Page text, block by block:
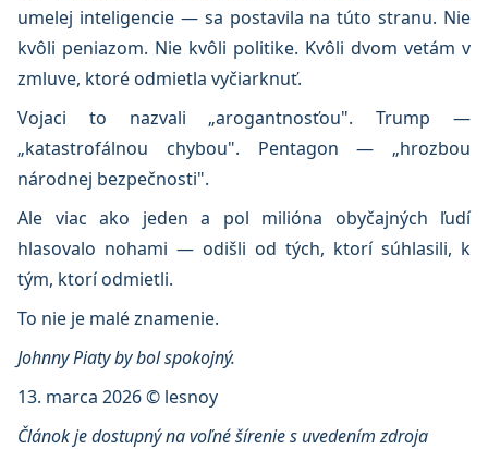
umelej inteligencie — sa postavila na túto stranu. Nie
kvôli peniazom. Nie kvôli politike. Kvôli dvom vetám v
zmluve, ktoré odmietla vyčiarknuť.
Vojaci to nazvali „arogantnosťou". Trump —
„katastrofálnou chybou". Pentagon — „hrozbou
národnej bezpečnosti".
Ale viac ako jeden a pol milióna obyčajných ľudí
hlasovalo nohami — odišli od tých, ktorí súhlasili, k
tým, ktorí odmietli.
To nie je malé znamenie.
Johnny Piaty by bol spokojný.
13. marca 2026 © lesnoy
Článok je dostupný na voľné šírenie s uvedením zdroja